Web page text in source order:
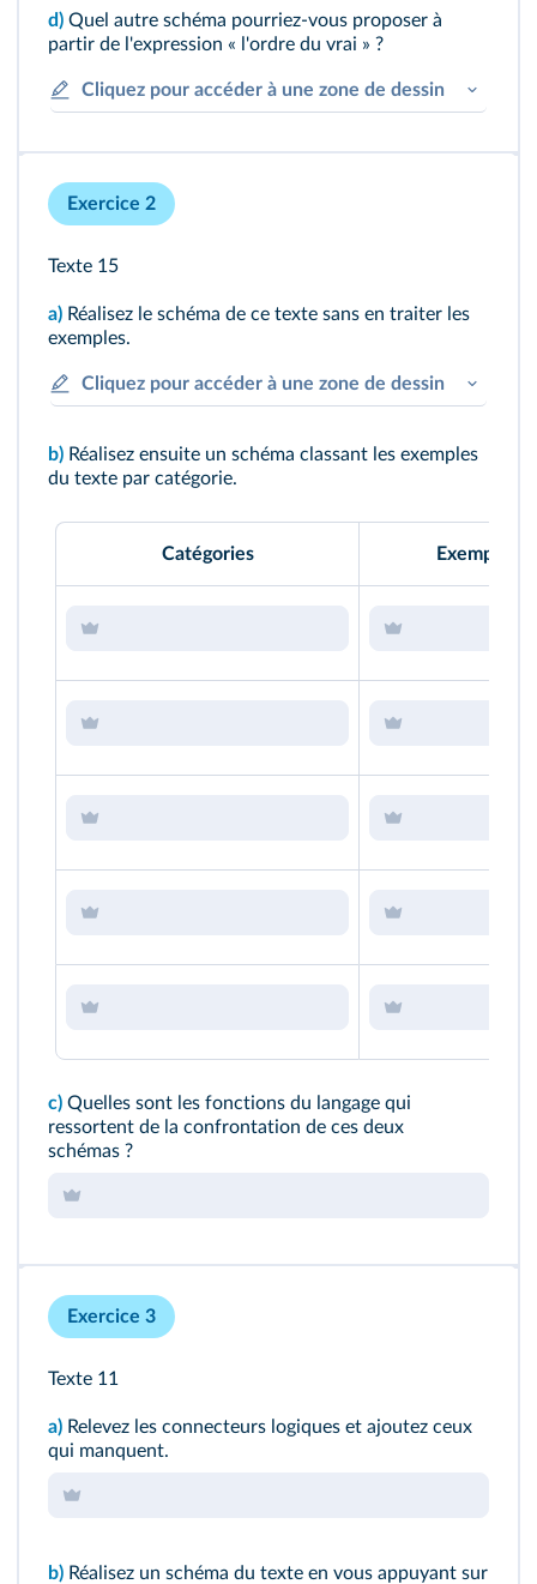
d) Quel autre schéma pourriez-vous proposer à
partir de l'expression « l'ordre du vrai » ?
Cliquez pour accéder à une zone de dessin
Exercice 2
Texte 15
a) Réalisez le schéma de ce texte sans en traiter les
exemples.
Cliquez pour accéder à une zone de dessin
b) Réalisez ensuite un schéma classant les exemples
du texte par catégorie.
Catégories Exemples
c) Quelles sont les fonctions du langage qui
ressortent de la confrontation de ces deux
schémas ?
Exercice 3
Texte 11
a) Relevez les connecteurs logiques et ajoutez ceux
qui manquent.
b) Réalisez un schéma du texte en vous appuyant sur